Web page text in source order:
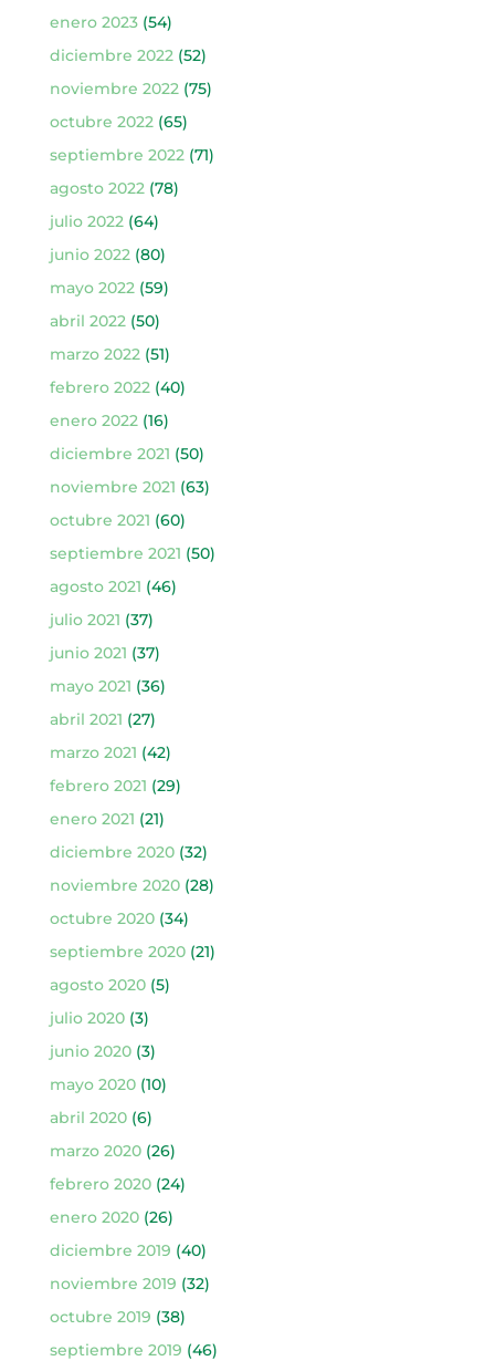
enero 2023(54)
diciembre 2022(52)
noviembre 2022(75)
octubre 2022(65)
septiembre 2022(71)
agosto 2022(78)
julio 2022(64)
junio 2022(80)
mayo 2022(59)
abril 2022(50)
marzo 2022(51)
febrero 2022(40)
enero 2022(16)
diciembre 2021 (50)
noviembre 2021 (63)
octubre 2021 (60)
septiembre 2021 (50)
agosto 2021 (46)
julio 2021 (37)
junio 2021 (37)
mayo 2021 (36)
abril 2021 (27)
marzo 2021 (42)
febrero 2021 (29)
enero 2021 (21)
diciembre 2020(32)
noviembre 2020(28)
octubre 2020(34)
septiembre 2020(21)
agosto 2020(5)
julio 2020(3)
junio 2020(3)
mayo 2020(10)
abril 2020(6)
marzo 2020(26)
febrero 2020(24)
enero 2020(26)
diciembre 2019 (40)
noviembre 2019 (32)
octubre 2019 (38)
septiembre 2019 (46)